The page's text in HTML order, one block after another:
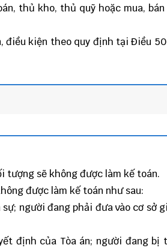
thủ kho, thủ quỹ hoặc mua,
điều kiện theo quy định tại Điều
tượng sẽ không được làm kế toán.
được làm kế toán như sau:
người đang phải đưa vào cơ sở
định của Tòa án; người đang bị